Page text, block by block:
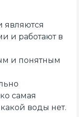
являются
и работают в
и понятным
самая
воды нет.